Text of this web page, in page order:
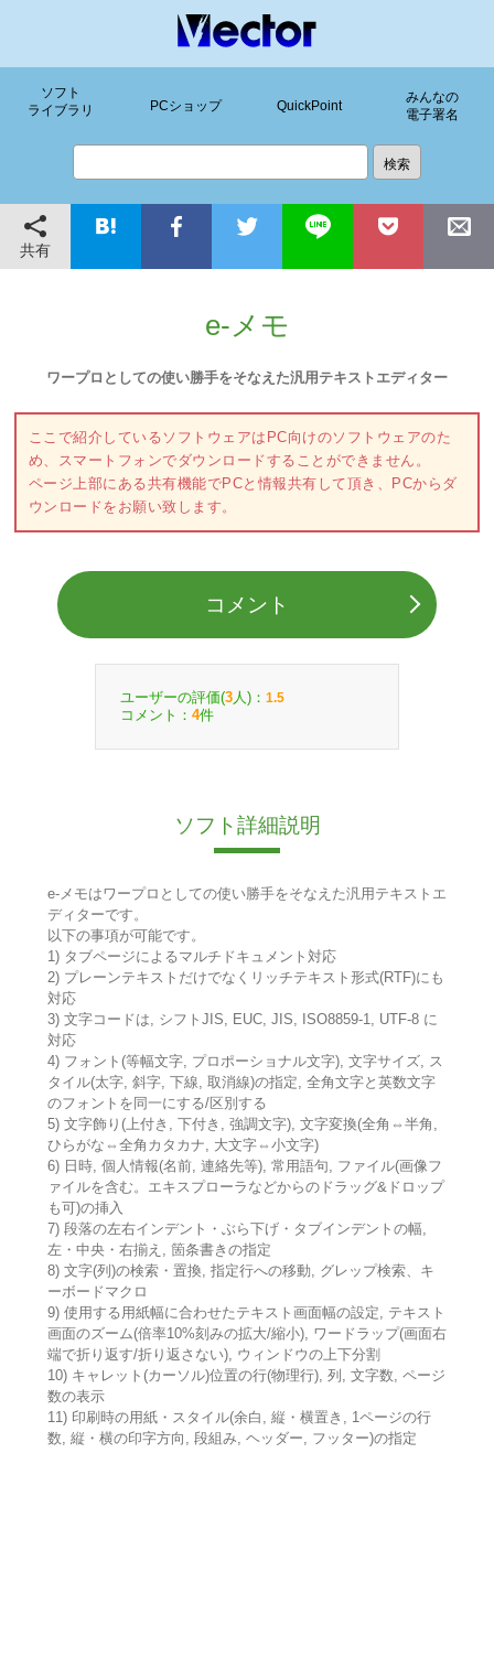
ソフト
ライブラリ
PCショップ QuickPoint
みんなの
電子署名
共有
e-メモ
ワープロとしての使い勝手をそなえた汎用テキストエディター
ここで紹介しているソフトウェアはPC向けのソフトウェアのた
め、スマートフォンでダウンロードすることができません。
ページ上部にある共有機能でPCと情報共有して頂き、PCからダ
ウンロードをお願い致します。
コメント
ユーザーの評価(3 人)： 1.5
コメント： 4件
ソフト詳細説明
e-メモはワープロとしての使い勝手をそなえた汎用テキストエ
ディターです。
以下の事項が可能です。
1) タブページによるマルチドキュメント対応
2) プレーンテキストだけでなくリッチテキスト形式(RTF)にも
対応
3) 文字コードは, シフトJIS, EUC, JIS, ISO8859-1, UTF-8 に
対応
4) フォント(等幅文字, プロポーショナル文字), 文字サイズ, ス
タイル(太字, 斜字, 下線, 取消線)の指定, 全角文字と英数文字
のフォントを同一にする/区別する
5) 文字飾り(上付き, 下付き, 強調文字), 文字変換(全角⇔半角,
ひらがな⇔全角カタカナ, 大文字⇔小文字)
6) 日時, 個人情報(名前, 連絡先等), 常用語句, ファイル(画像フ
ァイルを含む。エキスプローラなどからのドラッグ&ドロップ
も可)の挿入
7) 段落の左右インデント・ぶら下げ・タブインデントの幅,
左・中央・右揃え, 箇条書きの指定
8) 文字(列)の検索・置換, 指定行への移動, グレップ検索、キ
ーボードマクロ
9) 使用する用紙幅に合わせたテキスト画面幅の設定, テキスト
画面のズーム(倍率10%刻みの拡大/縮小), ワードラップ(画面右
端で折り返す/折り返さない), ウィンドウの上下分割
10) キャレット(カーソル)位置の行(物理行), 列, 文字数, ページ
数の表示
11) 印刷時の用紙・スタイル(余白, 縦・横置き, 1ページの行
数, 縦・横の印字方向, 段組み, ヘッダー, フッター)の指定